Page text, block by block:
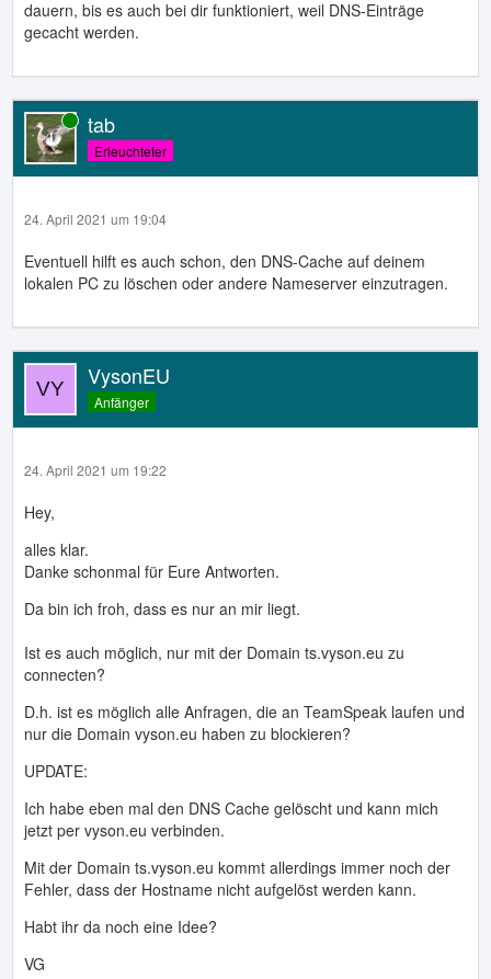
dauern, bis es auch bei dir funktioniert, weil DNS-Einträge
gecacht werden.
tab
Online
Erleuchteter
24. April 2021 um 19:04
Eventuell hilft es auch schon, den DNS-Cache auf deinem
lokalen PC zu löschen oder andere Nameserver einzutragen.
VysonEU
Anfänger
24. April 2021 um 19:22
Hey,
alles klar.
Danke schonmal für Eure Antworten.
Da bin ich froh, dass es nur an mir liegt.
Ist es auch möglich, nur mit der Domain ts.vyson.eu zu
connecten?
D.h. ist es möglich alle Anfragen, die an TeamSpeak laufen und
nur die Domain vyson.eu haben zu blockieren?
UPDATE:
Ich habe eben mal den DNS Cache gelöscht und kann mich
jetzt per vyson.eu verbinden.
Mit der Domain ts.vyson.eu kommt allerdings immer noch der
Fehler, dass der Hostname nicht aufgelöst werden kann.
Habt ihr da noch eine Idee?
VG